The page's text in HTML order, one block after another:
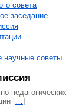
совета
заседание
научные советы
педагогических
[…]